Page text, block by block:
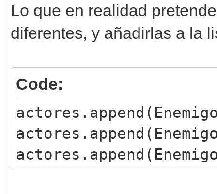
Lo que en realidad
diferentes, y añadirlas a la
Code: